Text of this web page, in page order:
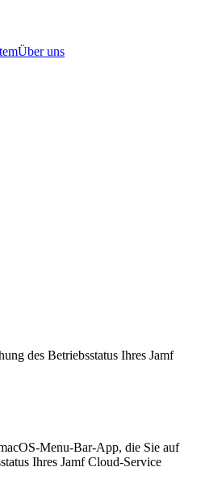
Über uns
des Betriebsstatus Ihres Jamf
Menu-Bar-App, die Sie auf
Ihres Jamf Cloud-Service